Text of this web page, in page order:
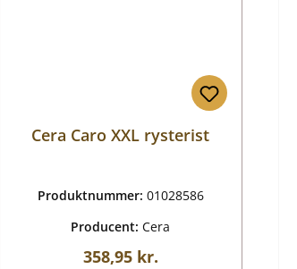
Cera Caro XXL rysterist
Produktnummer: 01028586
Producent:Cera
Almindelig pris:
358,95 kr.